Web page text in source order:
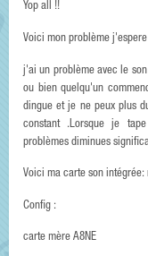
Yop all !!
Voici mon problème
j'ai un problème avec le
ou bien quelqu'un
dingue et je ne peux plus
constant .Lorsque je
problèmes diminues
Voici ma carte son intégrée:
Config :
carte mère A8NE